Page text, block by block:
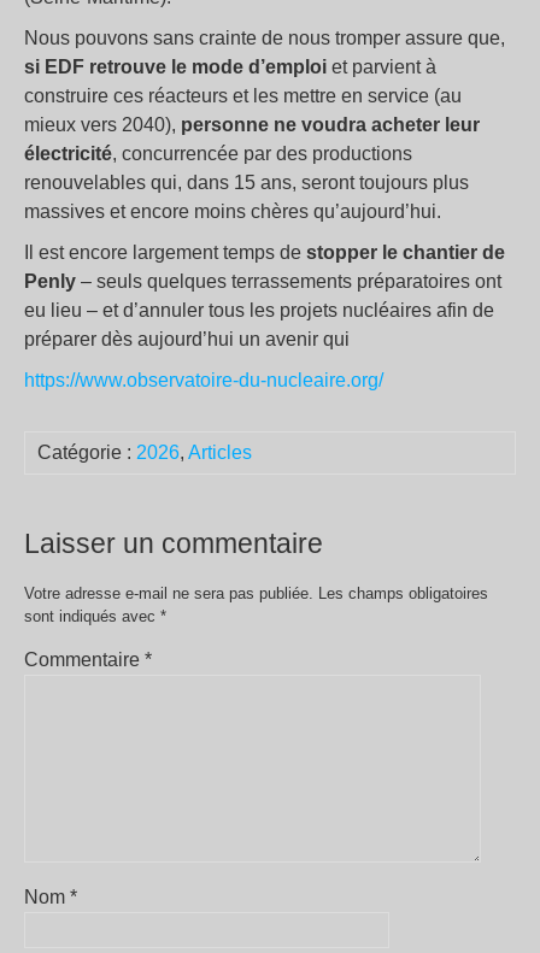
Nous pouvons sans crainte de nous tromper assure que,
si EDF retrouve le mode d’emploi et parvient à
construire ces réacteurs et les mettre en service (au
mieux vers 2040), personne ne voudra acheter leur
électricité, concurrencée par des productions
renouvelables qui, dans 15 ans, seront toujours plus
massives et encore moins chères qu’aujourd’hui.
Il est encore largement temps de stopper le chantier de
Penly – seuls quelques terrassements préparatoires ont
eu lieu – et d’annuler tous les projets nucléaires afin de
préparer dès aujourd’hui un avenir qui
https://www.observatoire-du-nucleaire.org/
Catégorie : 2026, Articles
Laisser un commentaire
Votre adresse e-mail ne sera pas publiée.
Les champs obligatoires
sont indiqués avec *
Commentaire *
Nom *